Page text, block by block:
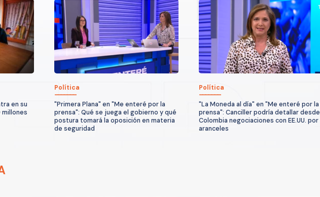
en su
millones
Política
"Primera Plana" en "Me enteré por la
prensa": Qué se juega el gobierno y qué
postura tomará la oposición en materia
de seguridad
Política
"La Moneda al día" en "Me enteré por la
prensa": Canciller podría detallar desde
Colombia negociaciones con EE.UU. por
aranceles